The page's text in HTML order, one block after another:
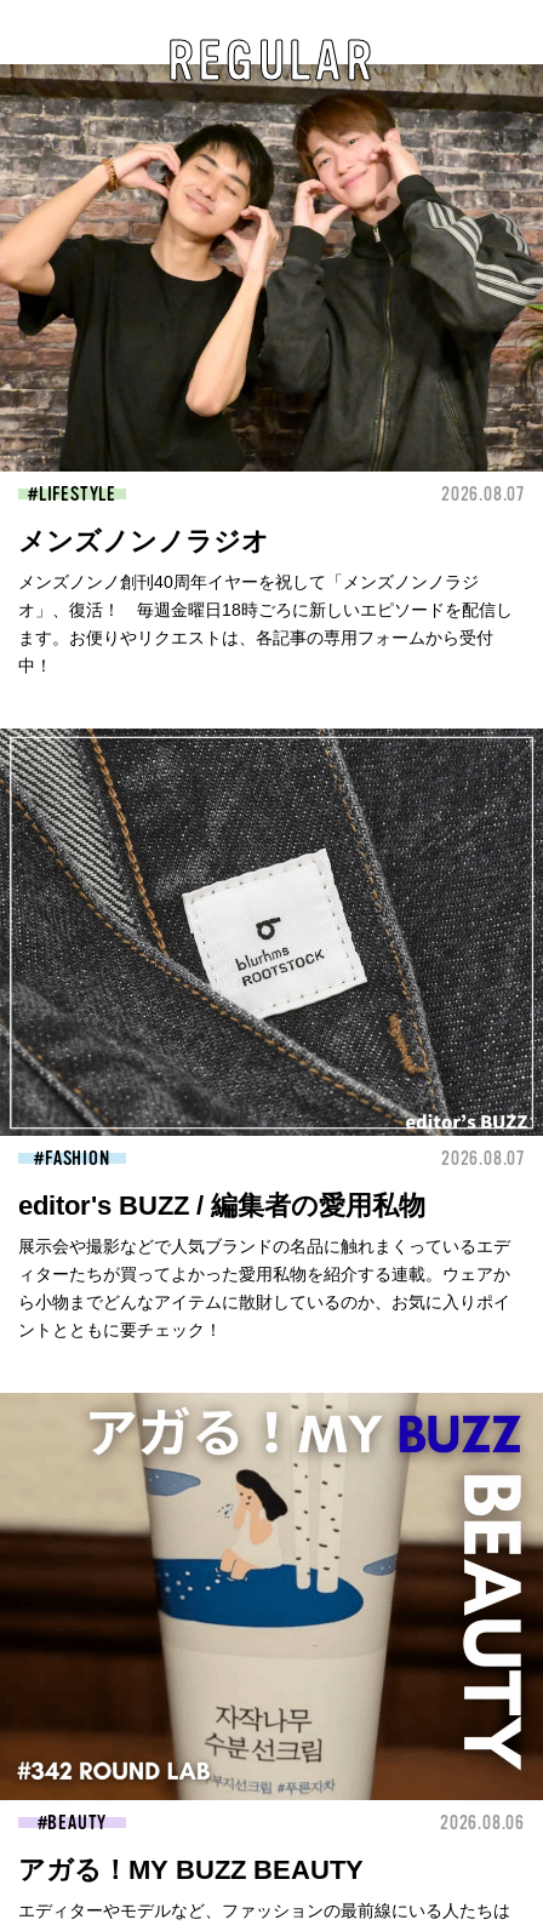
REGULAR
LIFESTYLE 2026.08.07
メンズノンノラジオ
メンズノンノ創刊40周年イヤーを祝して「メンズノンノラジ
オ」、復活！ 毎週金曜日18時ごろに新しいエピソードを配信し
ます。お便りやリクエストは、各記事の専用フォームから受付
中！
FASHION 2026.08.07
editor's BUZZ / 編集者の愛用私物
展示会や撮影などで人気ブランドの名品に触れまくっているエデ
ィターたちが買ってよかった愛用私物を紹介する連載。ウェアか
ら小物までどんなアイテムに散財しているのか、お気に入りポイ
ントとともに要チェック！
BEAUTY 2026.08.06
アガる！MY BUZZ BEAUTY
エディターやモデルなど、ファッションの最前線にいる人たちは